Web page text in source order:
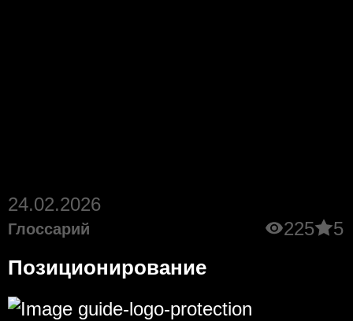
24.02.2026
Глоссарий 225 5
Позиционирование